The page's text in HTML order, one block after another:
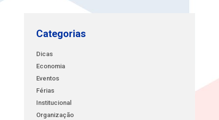
Categorias
Dicas
Economia
Eventos
Férias
Institucional
Organização